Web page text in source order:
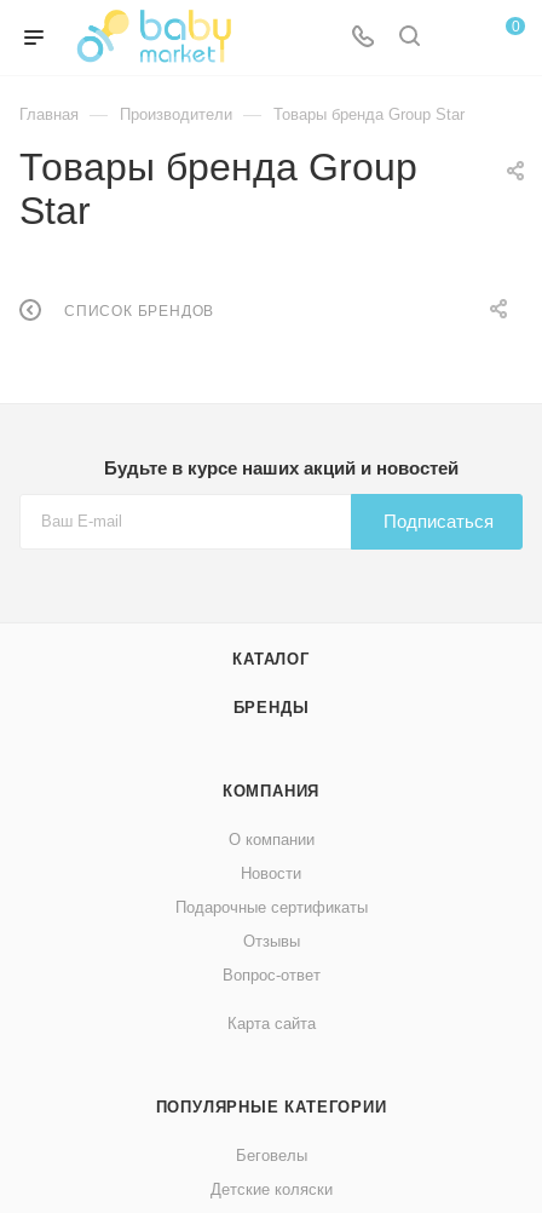
0
Главная — Производители — Товары бренда Group Star
Товары бренда Group
Star
СПИСОК БРЕНДОВ
Будьте в курсе наших акций и новостей
Подписаться
КАТАЛОГ
БРЕНДЫ
КОМПАНИЯ
О компании
Новости
Подарочные сертификаты
Отзывы
Вопрос-ответ
Карта сайта
ПОПУЛЯРНЫЕ КАТЕГОРИИ
Беговелы
Детские коляски